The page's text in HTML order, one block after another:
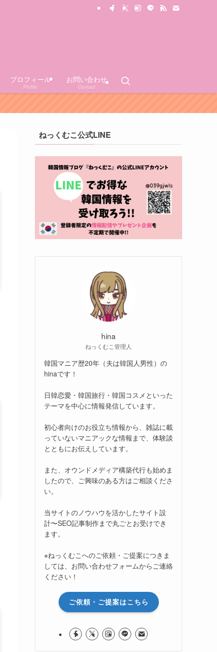
プロフィール
Profile
お問い合わせ
Contact
ねっくむこ公式LINE
hina
ねっくむこ管理人
韓国マニア歴20年（夫は韓国人男性）の
hinaです！
日韓恋愛・韓国旅行・韓国コスメといった
テーマを中心に情報発信しています。
初心者向けのお役立ち情報から、雑誌に載
っていないマニアックな情報まで、体験談
とともにお伝えしています。
また、オウンドメディア構築代行も始めま
したので、ご興味のある方はご相談くださ
い。
当サイトのノウハウを活かしたサイト設
計〜SEO記事制作まで丸ごとお受けでき
ます。
※ねっくむこへのご依頼・ご提案につきま
しては、お問い合わせフォームからご連絡
ください！
ご依頼・ご提案はこちら